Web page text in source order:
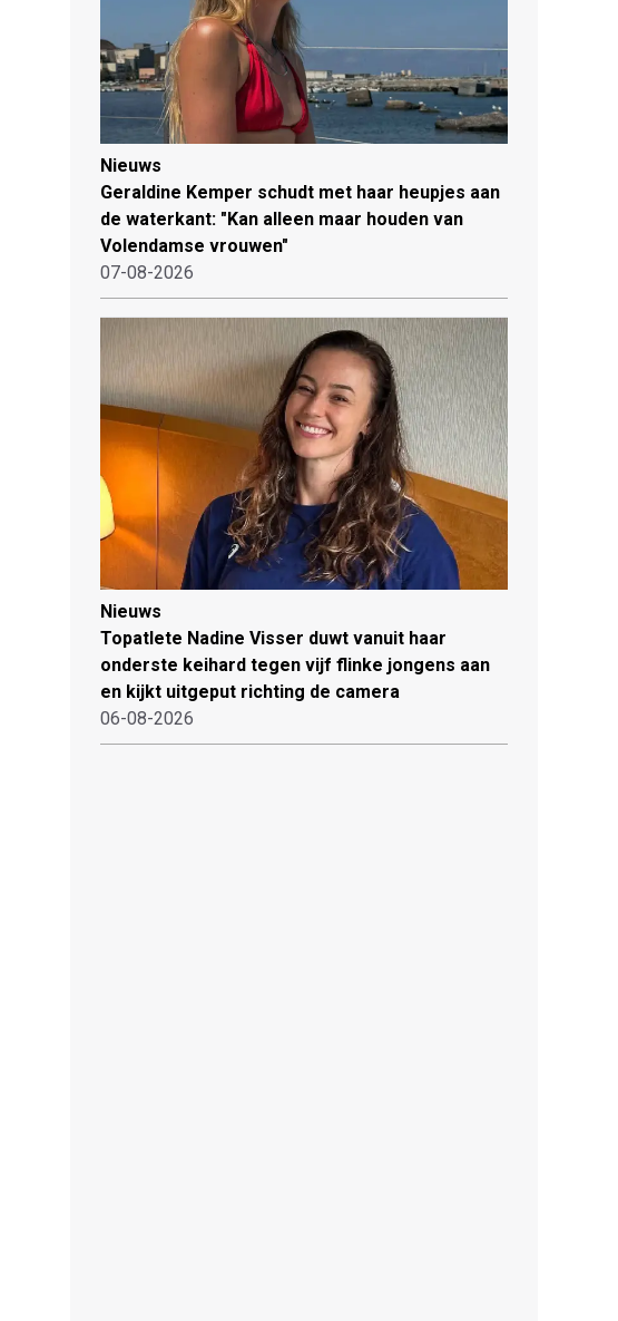
Nieuws
Geraldine Kemper schudt met haar heupjes aan
de waterkant: "Kan alleen maar houden van
Volendamse vrouwen"
07-08-2026
Nieuws
Topatlete Nadine Visser duwt vanuit haar
onderste keihard tegen vijf flinke jongens aan
en kijkt uitgeput richting de camera
06-08-2026